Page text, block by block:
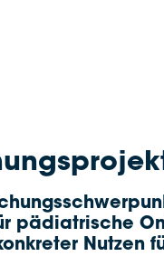
pädiatrische
Nutzen